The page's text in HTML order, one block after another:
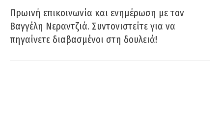
Πρωινή επικοινωνία και ενημέρωση με τον
Βαγγέλη Νεραντζιά. Συντονιστείτε για να
πηγαίνετε διαβασμένοι στη δουλειά!